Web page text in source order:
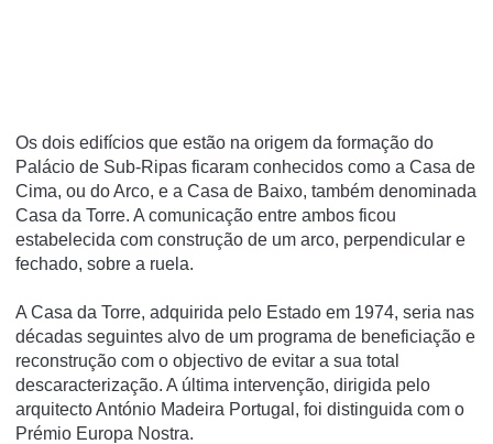
Os dois edifícios que estão na origem da formação do
Palácio de Sub-Ripas ficaram conhecidos como a Casa de
Cima, ou do Arco, e a Casa de Baixo, também denominada
Casa da Torre. A comunicação entre ambos ficou
estabelecida com construção de um arco, perpendicular e
fechado, sobre a ruela.
A Casa da Torre, adquirida pelo Estado em 1974, seria nas
décadas seguintes alvo de um programa de beneficiação e
reconstrução com o objectivo de evitar a sua total
descaracterização. A última intervenção, dirigida pelo
arquitecto António Madeira Portugal, foi distinguida com o
Prémio Europa Nostra.